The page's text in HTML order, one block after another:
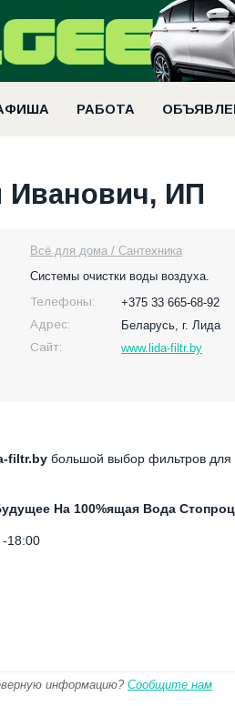
РАБОТА
ИП
Всё для дома / Сантехника
Системы очистки воды воздуха.
Телефоны:
+375 33 665-68-92
Адрес:
Беларусь, г. Лида
Сайт:
www.lida-filtr.by
filtr.by большой выбор фильтров для
На 100%ящая Вода
-18:00
информацию? Сообщите нам